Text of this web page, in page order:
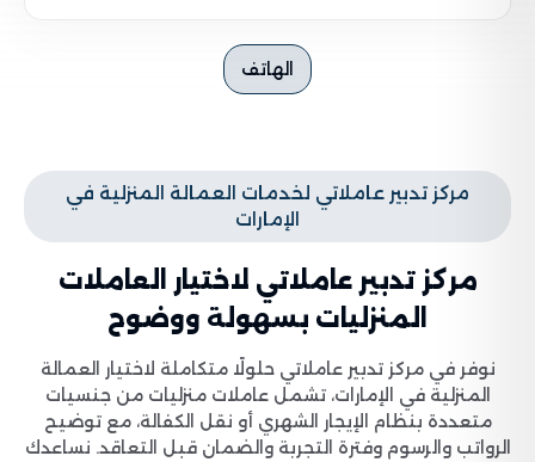
الهاتف
مركز تدبير عاملاتي لخدمات العمالة المنزلية في
الإمارات
مركز تدبير عاملاتي لاختيار العاملات
المنزليات بسهولة ووضوح
نوفر في مركز تدبير عاملاتي حلولًا متكاملة لاختيار العمالة
المنزلية في الإمارات، تشمل عاملات منزليات من جنسيات
متعددة بنظام الإيجار الشهري أو نقل الكفالة، مع توضيح
الرواتب والرسوم وفترة التجربة والضمان قبل التعاقد. نساعدك